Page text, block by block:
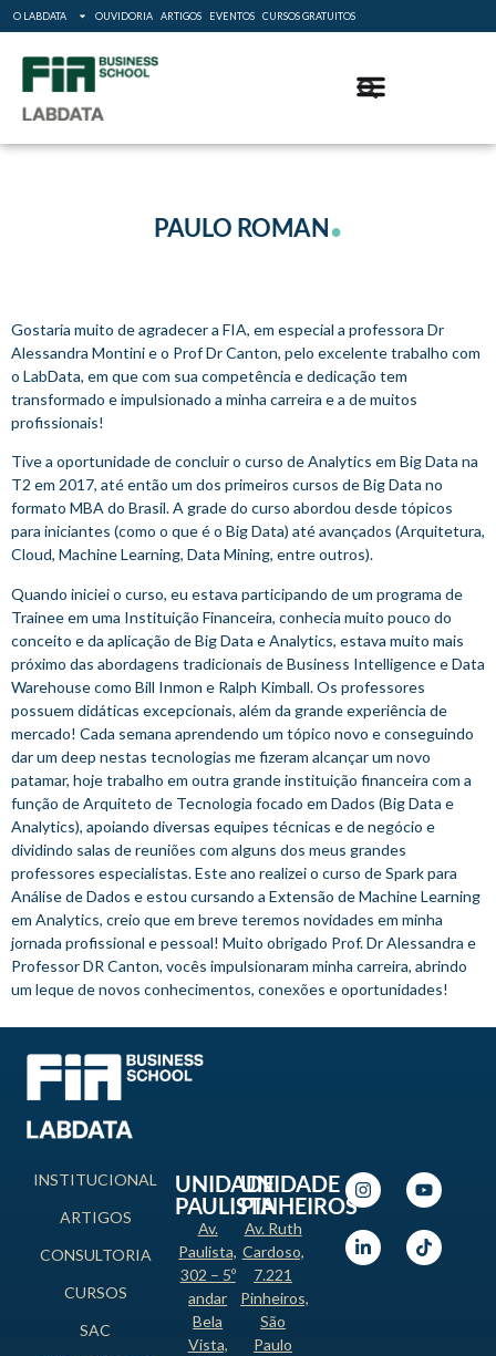
O LABDATA OUVIDORIA ARTIGOS EVENTOS CURSOS GRATUITOS
PAULO ROMAN.
Gostaria muito de agradecer a FIA, em especial a professora Dr
Alessandra Montini e o Prof Dr Canton, pelo excelente trabalho com
o LabData, em que com sua competência e dedicação tem
transformado e impulsionado a minha carreira e a de muitos
profissionais!
Tive a oportunidade de concluir o curso de Analytics em Big Data na
T2 em 2017, até então um dos primeiros cursos de Big Data no
formato MBA do Brasil. A grade do curso abordou desde tópicos
para iniciantes (como o que é o Big Data) até avançados (Arquitetura,
Cloud, Machine Learning, Data Mining, entre outros).
Quando iniciei o curso, eu estava participando de um programa de
Trainee em uma Instituição Financeira, conhecia muito pouco do
conceito e da aplicação de Big Data e Analytics, estava muito mais
próximo das abordagens tradicionais de Business Intelligence e Data
Warehouse como Bill Inmon e Ralph Kimball. Os professores
possuem didáticas excepcionais, além da grande experiência de
mercado! Cada semana aprendendo um tópico novo e conseguindo
dar um deep nestas tecnologias me fizeram alcançar um novo
patamar, hoje trabalho em outra grande instituição financeira com a
função de Arquiteto de Tecnologia focado em Dados (Big Data e
Analytics), apoiando diversas equipes técnicas e de negócio e
dividindo salas de reuniões com alguns dos meus grandes
professores especialistas. Este ano realizei o curso de Spark para
Análise de Dados e estou cursando a Extensão de Machine Learning
em Analytics, creio que em breve teremos novidades em minha
jornada profissional e pessoal! Muito obrigado Prof. Dr Alessandra e
Professor DR Canton, vocês impulsionaram minha carreira, abrindo
um leque de novos conhecimentos, conexões e oportunidades!
INSTITUCIONAL
ARTIGOS
CONSULTORIA
CURSOS
SAC
UNIDADE
PAULISTA
Av.
Paulista,
302 – 5º
andar
Bela
Vista,
UNIDADE
PINHEIROS
Av. Ruth
Cardoso,
7.221
Pinheiros,
São
Paulo